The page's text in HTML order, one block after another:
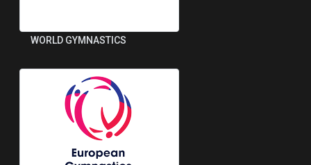
WORLD GYMNASTICS